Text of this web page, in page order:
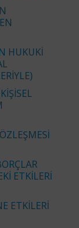
HUKUKİ
ETKİLERİ
ETKİLERİ